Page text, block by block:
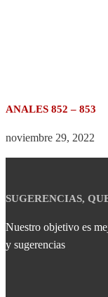
ANALES 852 – 853
noviembre 29, 2022
SUGERENCIAS,
Nuestro objetivo es
y sugerencias